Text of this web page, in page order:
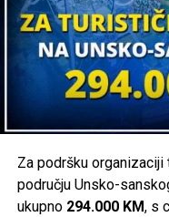
Za podršku
području Unsko-
ukupno 294.000 KM, s